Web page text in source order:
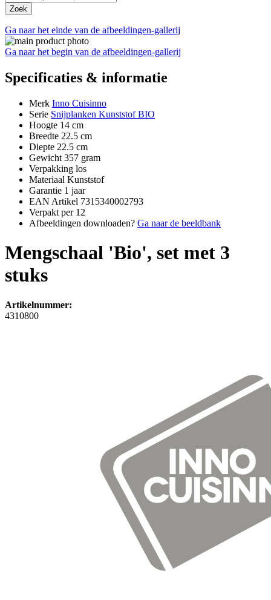
Zoek
Ga naar het einde van de afbeeldingen-gallerij
Ga naar het begin van de afbeeldingen-gallerij
Specificaties & informatie
Merk Inno Cuisinno
Serie Snijplanken Kunststof BIO
Hoogte 14 cm
Breedte 22.5 cm
Diepte 22.5 cm
Gewicht 357 gram
Verpakking los
Materiaal Kunststof
Garantie 1 jaar
EAN Artikel 7315340002793
Verpakt per 12
Afbeeldingen downloaden? Ga naar de beeldbank
Mengschaal 'Bio', set met 3
stuks
Artikelnummer:
4310800